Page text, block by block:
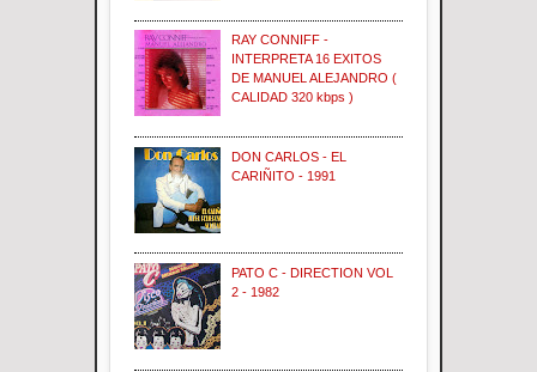
RAY CONNIFF -
INTERPRETA 16 EXITOS
DE MANUEL ALEJANDRO (
CALIDAD 320 kbps )
DON CARLOS - EL
CARIÑITO - 1991
PATO C - DIRECTION VOL
2 - 1982